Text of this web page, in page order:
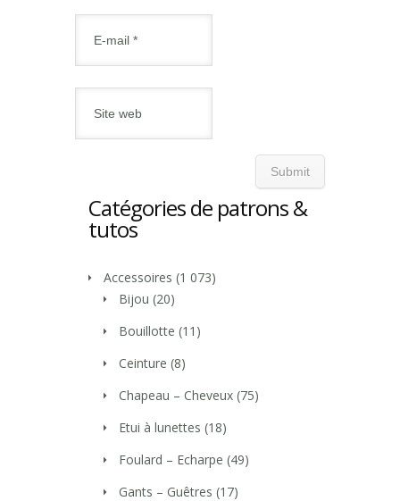
Catégories de patrons &
tutos
Accessoires (1 073)
Bijou (20)
Bouillotte (11)
Ceinture (8)
Chapeau – Cheveux (75)
Etui à lunettes (18)
Foulard – Echarpe (49)
Gants – Guêtres (17)